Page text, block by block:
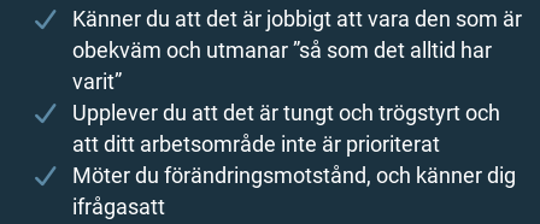
Känner du att det är jobbigt att vara den som är
obekväm och utmanar ”så som det alltid har
varit”
Upplever du att det är tungt och trögstyrt och
att ditt arbetsområde inte är prioriterat
Möter du förändringsmotstånd, och känner dig
ifrågasatt